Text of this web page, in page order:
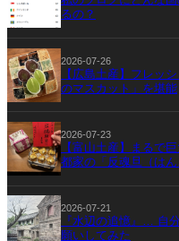
るの？
2026-07-26
【広島土産】フレッ
のマスカット」を堪能
2026-07-23
【富山土産】まるで
都家の「反魂旦（は
2026-07-21
『水辺の追憶』… 自
願いしてみた